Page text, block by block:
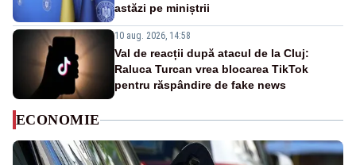
astăzi pe miniștrii
10 aug. 2026, 14:58
Val de reacții după atacul de la Cluj:
Raluca Turcan vrea blocarea TikTok
pentru răspândire de fake news
ECONOMIE